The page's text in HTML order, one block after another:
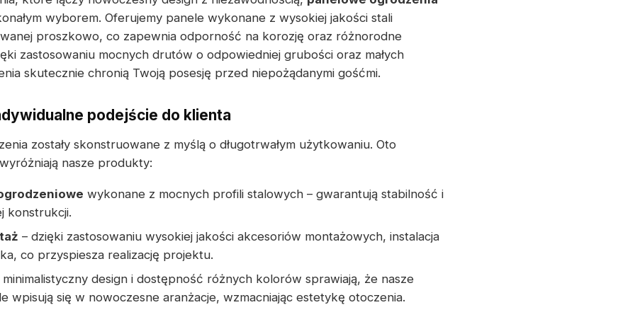
wyborem. Oferujemy panele wykonane z wysokiej jakości stali
proszkowo, co zapewnia odporność na korozję oraz różnorodne
zastosowaniu mocnych drutów o odpowiedniej grubości oraz małych
skutecznie chronią Twoją posesję przed niepożądanymi gośćmi.
podejście do klienta
zostały skonstruowane z myślą o długotrwałym użytkowaniu. Oto
nasze produkty:
wykonane z mocnych profili stalowych – gwarantują stabilność i
konstrukcji.
– dzięki zastosowaniu wysokiej jakości akcesoriów montażowych, instalacja
co przyspiesza realizację projektu.
design i dostępność różnych kolorów sprawiają, że nasze
wpisują się w nowoczesne aranżacje, wzmacniając estetykę otoczenia.